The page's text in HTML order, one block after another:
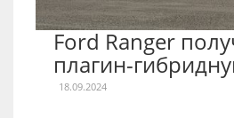
Ford Ranger
плагин-
18.09.2024